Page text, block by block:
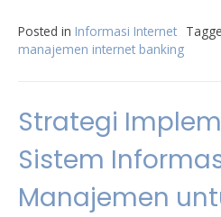
Posted in Informasi Internet
manajemen internet banking
Strategi
Sistem
Manajemen